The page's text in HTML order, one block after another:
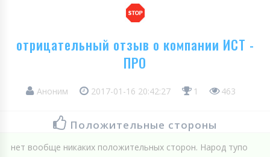
отрицательный отзыв о компании ИСТ -
ПРО
Аноним 2017-01-16 20:42:27 1 463
Положительные стороны
нет вообще никаких положительных сторон. Народ тупо